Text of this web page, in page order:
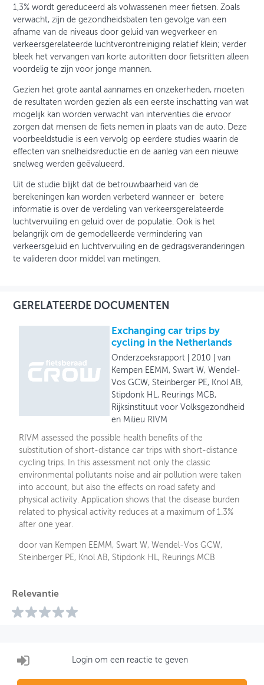
1,3% wordt gereduceerd als volwassenen meer fietsen. Zoals
verwacht, zijn de gezondheidsbaten ten gevolge van een
afname van de niveaus door geluid van wegverkeer en
verkeersgerelateerde luchtverontreiniging relatief klein; verder
bleek het vervangen van korte autoritten door fietsritten alleen
voordelig te zijn voor jonge mannen.
Gezien het grote aantal aannames en onzekerheden, moeten
de resultaten worden gezien als een eerste inschatting van wat
mogelijk kan worden verwacht van interventies die ervoor
zorgen dat mensen de fiets nemen in plaats van de auto. Deze
voorbeeldstudie is een vervolg op eerdere studies waarin de
effecten van snelheidsreductie en de aanleg van een nieuwe
snelweg werden geëvalueerd.
Uit de studie blijkt dat de betrouwbaarheid van de
berekeningen kan worden verbeterd wanneer er betere
informatie is over de verdeling van verkeersgerelateerde
luchtvervuiling en geluid over de populatie. Ook is het
belangrijk om de gemodelleerde vermindering van
verkeersgeluid en luchtvervuiling en de gedragsveranderingen
te valideren door middel van metingen.
GERELATEERDE DOCUMENTEN
Exchanging car trips by
cycling in the Netherlands
Onderzoeksrapport 2010
van
Kempen EEMM, Swart W, Wendel-
Vos GCW, Steinberger PE, Knol AB,
Stipdonk HL, Reurings MCB,
Rijksinstituut voor Volksgezondheid
en Milieu RIVM
RIVM assessed the possible health benefits of the
substitution of short-distance car trips with short-distance
cycling trips. In this assessment not only the classic
environmental pollutants noise and air pollution were taken
into account, but also the effects on road safety and
physical activity. Application shows that the disease burden
related to physical activity reduces at a maximum of 1.3%
after one year.
door van Kempen EEMM, Swart W, Wendel-Vos GCW,
Steinberger PE, Knol AB, Stipdonk HL, Reurings MCB
Relevantie
Login om een reactie te geven